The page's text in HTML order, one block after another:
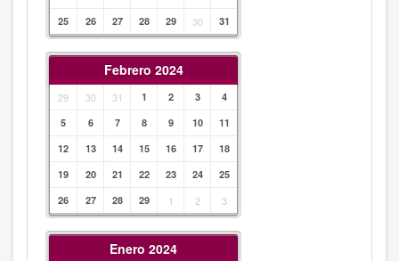
25
26 27 28 29 30 31
Febrero 2024
29 30 31 1 2 3
4
5
6 7 8 9 10
11
12
13 14 15 16 17
18
19
20 21 22 23 24
25
26
27 28 29 1 2 3
Enero 2024